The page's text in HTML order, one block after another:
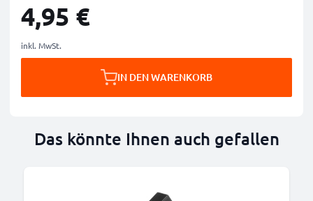
4,95 €
inkl. MwSt.
IN DEN WARENKORB
Das könnte Ihnen auch gefallen